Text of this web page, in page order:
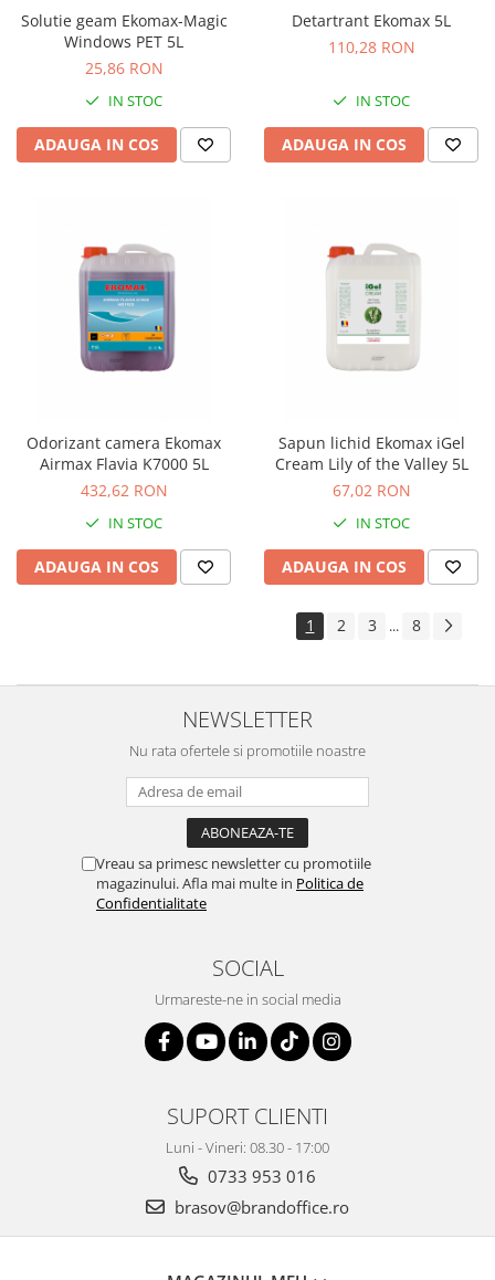
Solutie geam Ekomax-Magic
Windows PET 5L
25,86 RON
IN STOC
ADAUGA IN COS
Detartrant Ekomax 5L
110,28 RON
IN STOC
ADAUGA IN COS
Odorizant camera Ekomax
Airmax Flavia K7000 5L
432,62 RON
IN STOC
ADAUGA IN COS
Sapun lichid Ekomax iGel
Cream Lily of the Valley 5L
67,02 RON
IN STOC
ADAUGA IN COS
1 2 3 ... 8
NEWSLETTER
Nu rata ofertele si promotiile noastre
Vreau sa primesc newsletter cu promotiile
magazinului. Afla mai multe in Politica de
Confidentialitate
SOCIAL
Urmareste-ne in social media
SUPORT CLIENTI
Luni - Vineri: 08.30 - 17:00
0733 953 016
brasov@brandoffice.ro